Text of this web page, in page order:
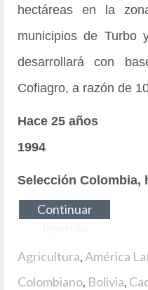
hectáreas en la
municipios de Turbo
desarrollará con
Cofiagro, a razón de
Hace 25 años
1994
Selección Colombia,
Continuar
Agricultura,América
Colombiano, Bolivia,